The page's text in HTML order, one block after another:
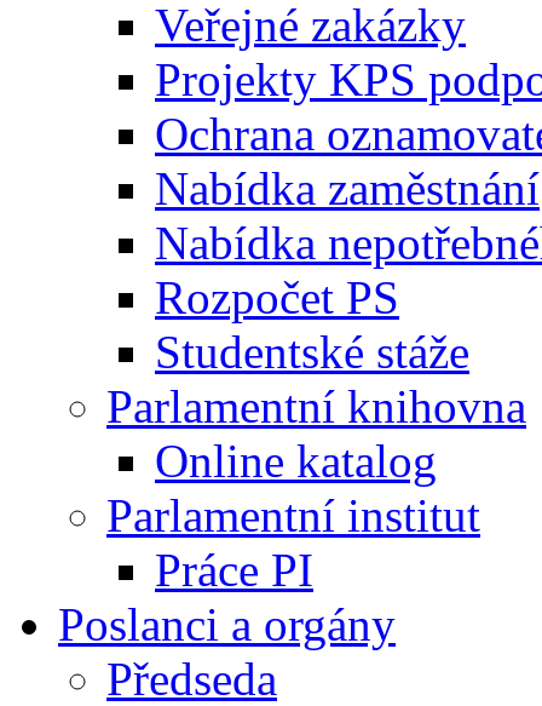
Veřejné zakázky
Projekty KPS
Ochrana
Nabídka zaměstnání
Nabídka
Rozpočet PS
Studentské stáže
Parlamentní knihovna
Online katalog
Parlamentní institut
Práce PI
Poslanci a orgány
Předseda